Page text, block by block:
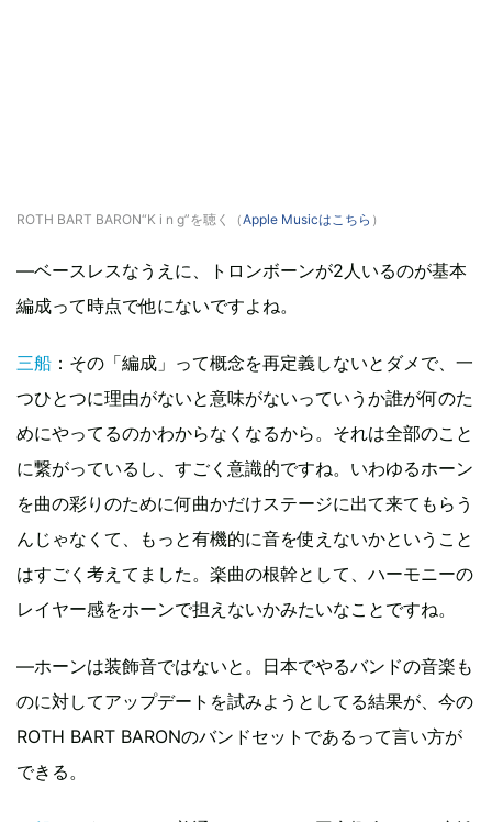
ROTH BART BARON“K i n g”を聴く（Apple Musicはこちら ）
―ベースレスなうえに、トロンボーンが2人いるのが基本
編成って時点で他にないですよね。
三船 ：その「編成」って概念を再定義しないとダメで、一
つひとつに理由がないと意味がないっていうか誰が何のた
めにやってるのかわからなくなるから。それは全部のこと
に繋がっているし、すごく意識的ですね。いわゆるホーン
を曲の彩りのために何曲かだけステージに出て来てもらう
んじゃなくて、もっと有機的に音を使えないかということ
はすごく考えてました。楽曲の根幹として、ハーモニーの
レイヤー感をホーンで担えないかみたいなことですね。
―ホーンは装飾音ではないと。日本でやるバンドの音楽も
のに対してアップデートを試みようとしてる結果が、今の
ROTH BART BARONのバンドセットであるって言い方が
できる。